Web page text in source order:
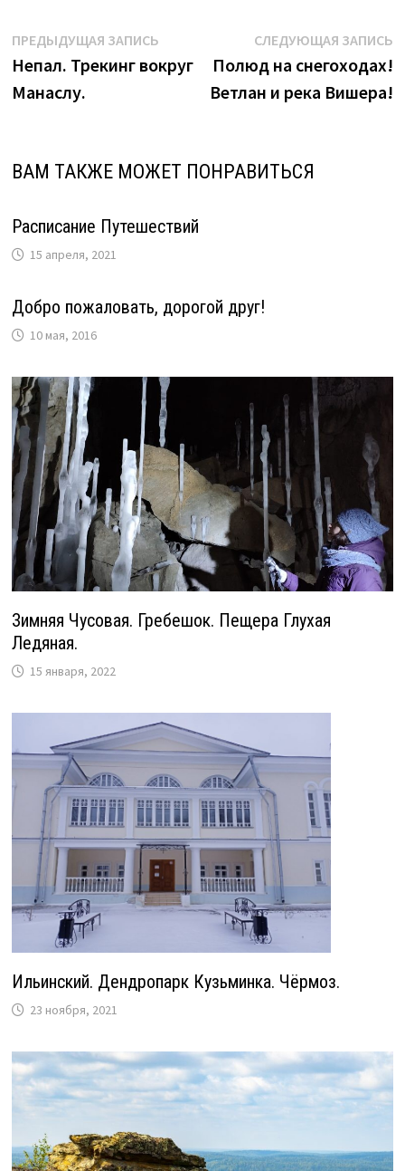
Навигация
по
записям
ПРЕДЫДУЩАЯ ЗАПИСЬПредыдущая
запись:
Непал. Трекинг вокруг
Манаслу.
СЛЕДУЮЩАЯ ЗАПИСЬ
Полюд на снегоходах!
Ветлан и река Вишера!
ВАМ ТАКЖЕ МОЖЕТ ПОНРАВИТЬСЯ
Расписание Путешествий
15 апреля, 2021
Добро пожаловать, дорогой друг!
10 мая, 2016
Зимняя Чусовая. Гребешок. Пещера Глухая
Ледяная.
15 января, 2022
Ильинский. Дендропарк Кузьминка. Чёрмоз.
23 ноября, 2021